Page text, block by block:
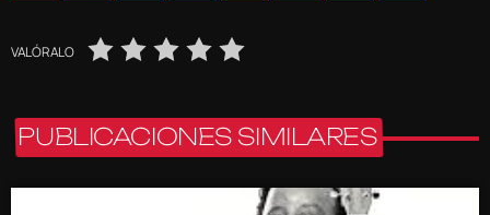
VALÓRALO
PUBLICACIONES SIMILARES